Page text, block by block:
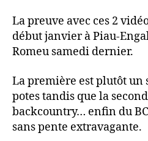
La preuve avec ces 2
début janvier à Piau-
Romeu samedi dernier.
La première est plutôt un
potes tandis que la
backcountry… enfin du
sans pente extravagante.